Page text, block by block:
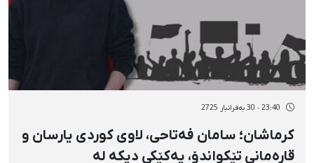
23:40 - 30 بەفرانبار 2725
کرماشان؛ سامان فەتاحی، لاوی کوردی یارسان و
قارەمانی تێکواندۆ، یەکێکی دیکە لە